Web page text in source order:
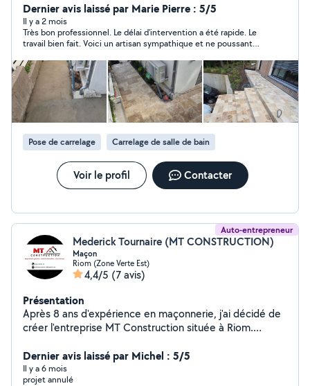
d'expérience dans le bâtiment, j'ai été plusieurs années
à la tête de ma propre entreprise, formé à plusieurs
métiers comme le carrelage, l'électricité, la plomberie la
peinture et plâtrerie, je peux réaliser diverses ouvrages
dont la rénovation intérieur notamment la rénovation de
salle de bain, les sols carrelés, le parquet et différents
revêtements rigides
Dernier avis laissé par Marie Pierre : 5/5
Il y a 2 mois
Très bon professionnel. Le délai d'intervention a été rapide. Le
travail bien fait. Voici un artisan sympathique et ne poussant
Pose de carrelage Carrelage de salle de bain
Voir le profil Contacter
Auto-entrepreneur
Mederick Tournaire (MT CONSTRUCTION)
Maçon
Riom (Zone Verte Est)
4,4/5 (7 avis)
Présentation
Après 8 ans d'expérience en maçonnerie, j'ai décidé de
créer l'entreprise MT Construction située à Riom.
vous ne serez pas déçu. Je m'engage à vous
accompagner et vous conseiller dans votre projet.
Dernier avis laissé par Michel : 5/5
Il y a 6 mois
projet annulé